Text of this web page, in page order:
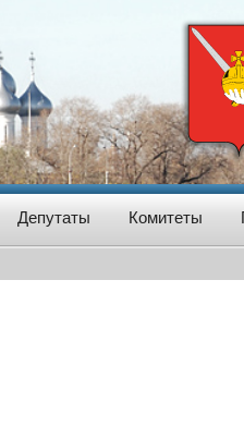
Депутаты Комитеты